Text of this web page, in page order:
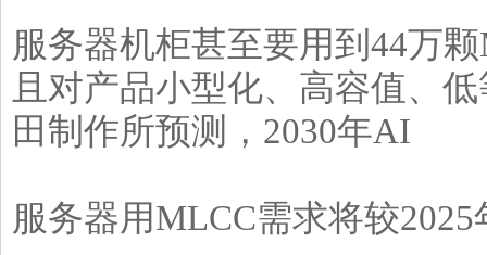
服务器机柜甚至要用到44万
且对产品小型化、高容值、
田制作所预测，2030年AI
服务器用MLCC需求将较2025